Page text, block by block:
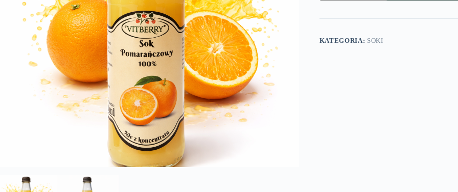
KATEGORIA: SOKI